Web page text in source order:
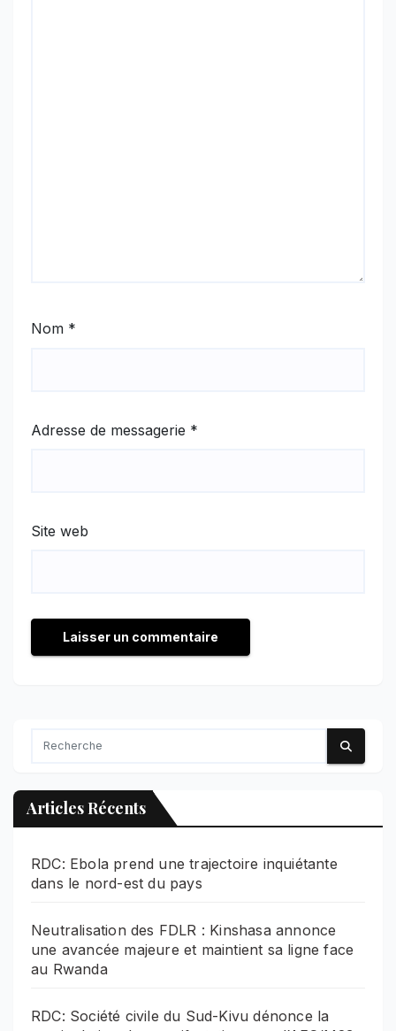
Nom *
Adresse de messagerie *
Site web
Articles Récents
RDC: Ebola prend une trajectoire inquiétante
dans le nord-est du pays
Neutralisation des FDLR : Kinshasa annonce
une avancée majeure et maintient sa ligne face
au Rwanda
RDC: Société civile du Sud-Kivu dénonce la